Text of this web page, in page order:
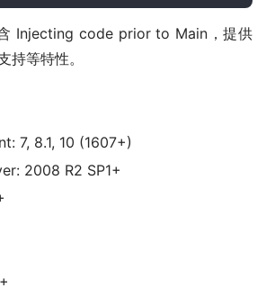
Injecting code prior to Main，提供
等特性。
7, 8.1, 10 (1607+)
2008 R2 SP1+